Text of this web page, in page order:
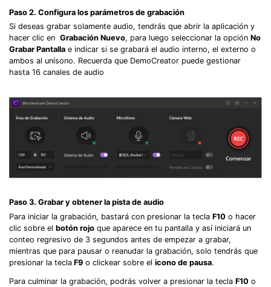
Paso 2. Configura los parámetros de grabación
Si deseas grabar solamente audio, tendrás que abrir la aplicación y
hacer clic en Grabación Nuevo, para luego seleccionar la opción No
Grabar Pantalla e indicar si se grabará el audio interno, el externo o
ambos al unísono. Recuerda que DemoCreator puede gestionar
hasta 16 canales de audio
Paso 3. Grabar y obtener la pista de audio
Para iniciar la grabación, bastará con presionar la tecla F10 o hacer
clic sobre el botón rojo que aparece en tu pantalla y así iniciará un
conteo regresivo de 3 segundos antes de empezar a grabar,
mientras que para pausar o reanudar la grabación, solo tendrás que
presionar la tecla F9 o clickear sobre el icono de pausa.
Para culminar la grabación, podrás volver a presionar la tecla F10 o